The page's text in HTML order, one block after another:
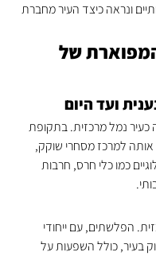
ונראה כיצד העיר מחברת
של
ועד היום
לפני למעלה מ-5,000 שנה כעיר נמל מרכזית. בתקופת
למרכז מסחרי שוקק,
כמו כלי חרס, חרבות
הפלשתים, עם ייחודי
בעיר, כולל השפעות על